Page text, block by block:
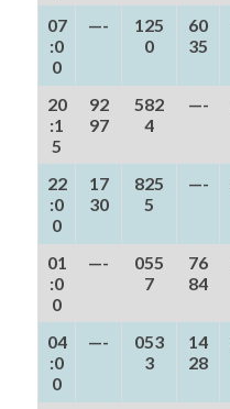
07
:0
0
—-
125
0
60
35
20
:1
5
92
97
582
4
—-
22
:0
0
17
30
825
5
—-
01
:0
0
—-
055
7
76
84
04
:0
0
—-
053
3
14
28